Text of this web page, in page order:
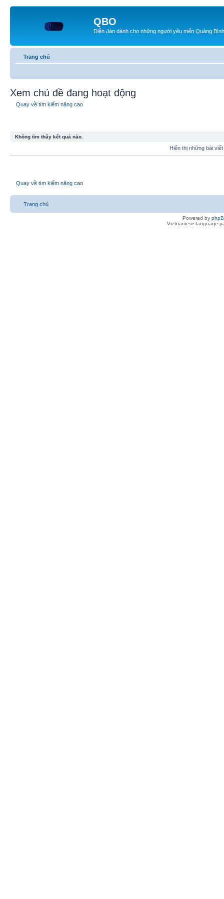
QBO
Diễn đàn dành cho những người yêu mến Quảng Bình
Trang chủ
Xem chủ đề đang hoạt động
Quay về tìm kiếm nâng cao
Không tìm thấy kết quả nào.
Hiển thị những bài
Quay về tìm kiếm nâng cao
Trang chủ
Powered by
Vietnamese language